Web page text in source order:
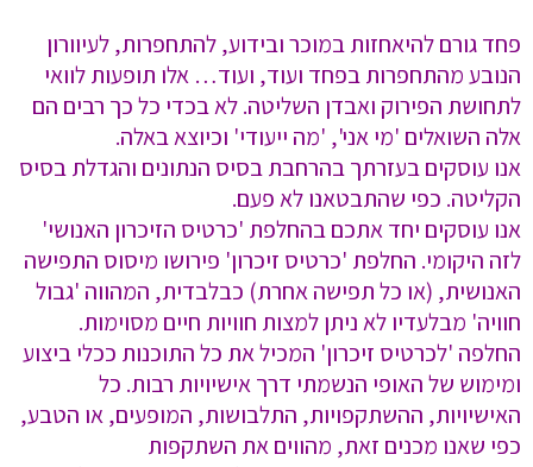
פחד גורם להיאחזות במוכר ובידוע, להתחפרות, לעיוורון
הנובע מהתחפרות בפחד ועוד, ועוד… אלו תופעות לוואי
לתחושת הפירוק ואבדן השליטה. לא בכדי כל כך רבים הם
אלה השואלים 'מי אני', 'מה ייעודי' וכיוצא באלה.
אנו עוסקים בעזרתך בהרחבת בסיס הנתונים והגדלת בסיס
הקליטה. כפי שהתבטאנו לא פעם.
אנו עוסקים יחד אתכם בהחלפת 'כרטיס הזיכרון האנושי'
לזה היקומי. החלפת 'כרטיס זיכרון' פירושו מיסוס התפישה
האנושית, (או כל תפישה אחרת) כבלבדית, המהווה 'גבול
חוויה' מבלעדיו לא ניתן למצות חוויות חיים מסוימות.
החלפה 'לכרטיס זיכרון' המכיל את כל התוכנות ככלי ביצוע
ומימוש של האופי הנשמתי דרך אישיויות רבות. כל
האישיויות, ההשתקפויות, התלבושות, המופעים, או הטבע,
כפי שאנו מכנים זאת, מהווים את השתקפות